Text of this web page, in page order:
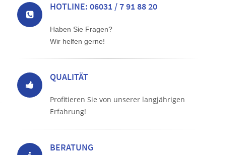
HOTLINE: 06031 / 7 91 88 20
Haben Sie Fragen?
Wir helfen gerne!
QUALITÄT
Profitieren Sie von unserer langjährigen
Erfahrung!
BERATUNG